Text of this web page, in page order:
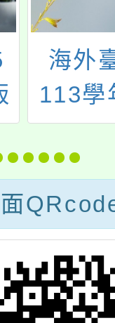
海外
113學
公立
下學
公